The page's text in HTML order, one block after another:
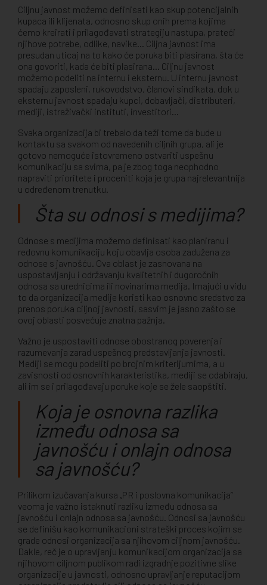
Ciljnu javnost možemo definisati kao skup potencijalnih
kupaca ili klijenata, odnosno skup onih prema kojima
ćemo kreirati i prilagođavati strategiju nastupa, prateći
njihove potrebe, odlike, navike... Ciljna javnost ima
presudan uticaj na to kako će poruka biti plasirana, šta će
ona govoriti, kada će biti plasirana... Ciljnu javnost
možemo podeliti na internu i eksternu. U internu javnost
spadaju zaposleni, rukovodstvo, članovi sindikata, dok u
eksternu javnost spadaju kupci, dobavljači, distributeri,
mediji, istraživački instituti, investitori...
Svaka organizacija bi trebalo da teži tome da bude u
kontaktu sa svakom od navedenih ciljnih grupa, ali je
gotovo nemoguće istovremeno ostvariti uspešnu
komunikaciju sa svima, pa je zbog toga neophodno
napraviti prioritete i proceniti koja je grupa najrelevantnija
u određenom trenutku.
Šta su odnosi s medijima?
Odnose s medijima možemo definisati kao planiranu i
redovnu komunikaciju koju obavlja osoba zadužena za
odnose s javnošću. Ova oblast je zasnovana na
uspostavljanju i održavanju kvalitetnih i dugoročnih
odnosa sa urednicima ili novinarima medija. Imajući u vidu
to da organizacija medije koristi kao osnovno sredstvo za
prenos poruka ciljnoj javnosti, sasvim je jasno zašto se
ovoj oblasti posvećuje znatna pažnja.
Važno je uspostaviti odnose obostranog poverenja i
razumevanja zarad uspešnog predstavljanja javnosti.
Mediji se mogu podeliti po brojnim kriterijumima, a u
zavisnosti od osnovnih karakteristika, mediji se odabiraju,
ali im se i prilagođavaju poruke koje se žele saopštiti.
Koja je osnovna razlika
između odnosa sa
javnošću i onlajn odnosa
sa javnošću?
Prilikom izučavanja kursa „PR i poslovna komunikacija”
veoma je važno istaknuti razliku između odnosa sa
javnošću i onlajn odnosa sa javnošću. Odnosi sa javnošću
se definišu kao komunikacioni strateški proces kojim se
grade odnosi organizacija sa njihovom ciljnom javnošću.
Dakle, reč je o upravljanju komunikacijom organizacija sa
njihovom ciljnom publikom radi izgradnje pozitivne slike
organizacije u javnosti, odnosno upravljanje reputacijom